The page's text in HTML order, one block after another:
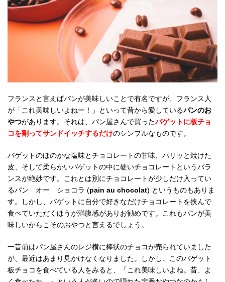
フランスと言えばパンが美味しいことで有名ですが、フランス人
が「これ美味しいよねー！」といって昔から愛しているパンのお
やつがあります。それは、パン屋さんで買ったバゲットに板チョ
コを割ってサンドイッチするだけのシンプルなものです。
バゲットのほのかな塩味とチョコレートの甘味、パリッと焼けた
皮、そして柔らかいバゲットの中に硬いチョコレートというバラ
ンスが絶妙です。これとは別にチョコレートが少しだけ入ってい
るパン オー ショコラ (pain au chocolat) というものもありま
す。しかし、バゲットに自分で好きなだけチョコレートを挟んで
食べていただくほうが満腹感がありお勧めです。これもパンが美
味しいからこそのおやつと言えるでしょう。
一昔前はパン屋さんのレジ横に棒状のチョコが売られていました
が、最近はあまり見かけなくなりました。しかし、このバゲット
板チョコを食べている人をみると、「これ美味しいよね。昔、よ